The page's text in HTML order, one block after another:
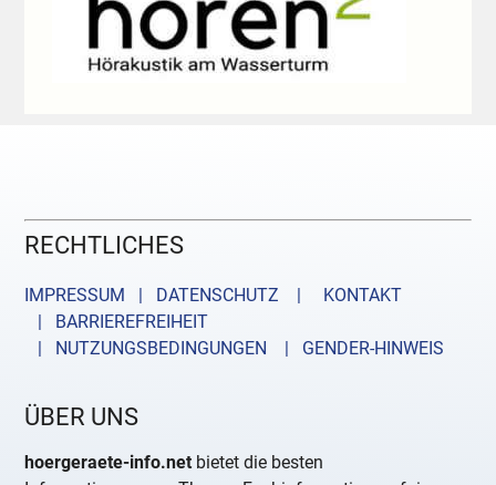
RECHTLICHES
IMPRESSUM | DATENSCHUTZ |
KONTAKT
| BARRIEREFREIHEIT
| NUTZUNGSBEDINGUNGEN
| GENDER-HINWEIS
ÜBER UNS
hoergeraete-info.net bietet die besten